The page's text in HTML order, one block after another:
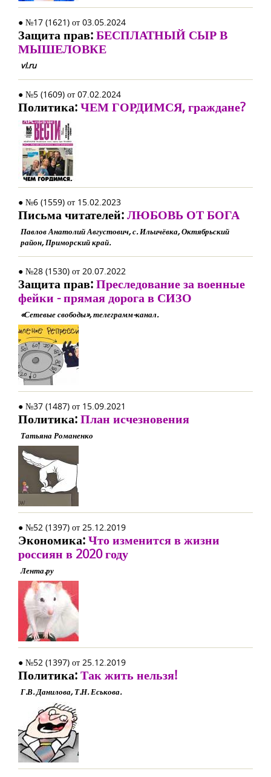
● №17 (1621) от 03.05.2024
Защита прав:БЕСПЛАТНЫЙ СЫР В
МЫШЕЛОВКЕ
vl.ru
● №5 (1609) от 07.02.2024
Политика:ЧЕМ ГОРДИМСЯ, граждане?
● №6 (1559) от 15.02.2023
Письма читателей:ЛЮБОВЬ ОТ БОГА
Павлов Анатолий Августович, с. Ильичёвка, Октябрьский
район, Приморский край.
● №28 (1530) от 20.07.2022
Защита прав:Преследование за военные
фейки - прямая дорога в СИЗО
«Сетевые свободы», телеграмм-канал.
● №37 (1487) от 15.09.2021
Политика:План исчезновения
Татьяна Романенко
● №52 (1397) от 25.12.2019
Экономика:Что изменится в жизни
россиян в 2020 году
Лента.ру
● №52 (1397) от 25.12.2019
Политика:Так жить нельзя!
Г.В. Данилова, Т.Н. Еськова.